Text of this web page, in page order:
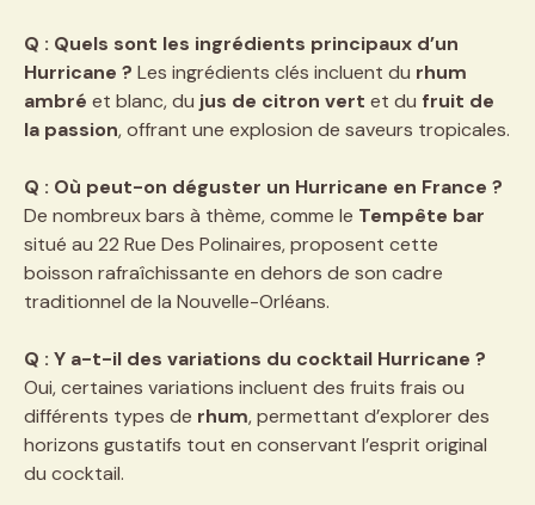
Q : Quels sont les ingrédients principaux d’un
Hurricane ? Les ingrédients clés incluent du rhum
ambré et blanc, du jus de citron vert et du fruit de
la passion, offrant une explosion de saveurs tropicales.
Q : Où peut-on déguster un Hurricane en France ?
De nombreux bars à thème, comme le Tempête bar
situé au 22 Rue Des Polinaires, proposent cette
boisson rafraîchissante en dehors de son cadre
traditionnel de la Nouvelle-Orléans.
Q : Y a-t-il des variations du cocktail Hurricane ?
Oui, certaines variations incluent des fruits frais ou
différents types de rhum, permettant d’explorer des
horizons gustatifs tout en conservant l’esprit original
du cocktail.